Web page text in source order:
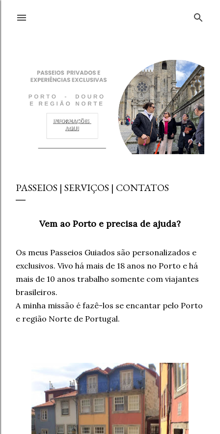
PASSEIOS | SERVIÇOS | CONTATOS
Vem ao Porto e precisa de ajuda?
Os meus Passeios Guiados são personalizados e
exclusivos. Vivo há mais de 18 anos no Porto e há
mais de 10 anos trabalho somente com viajantes
brasileiros.
A minha missão é fazê-los se encantar pelo Porto
e região Norte de Portugal.